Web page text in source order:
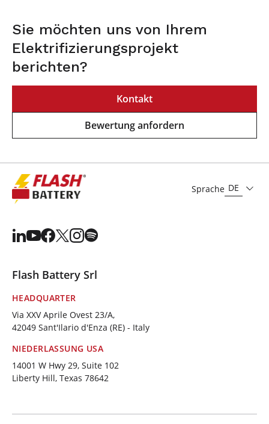
Sie möchten uns von Ihrem
Elektrifizierungsprojekt
berichten?
Kontakt
Bewertung anfordern
Sprache DE
Flash Battery Srl
HEADQUARTER
Via XXV Aprile Ovest 23/A,
42049 Sant'Ilario d'Enza (RE) - Italy
NIEDERLASSUNG USA
14001 W Hwy 29, Suite 102
Liberty Hill, Texas 78642